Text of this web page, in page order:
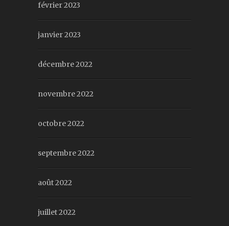
février 2023
janvier 2023
décembre 2022
novembre 2022
octobre 2022
septembre 2022
août 2022
juillet 2022